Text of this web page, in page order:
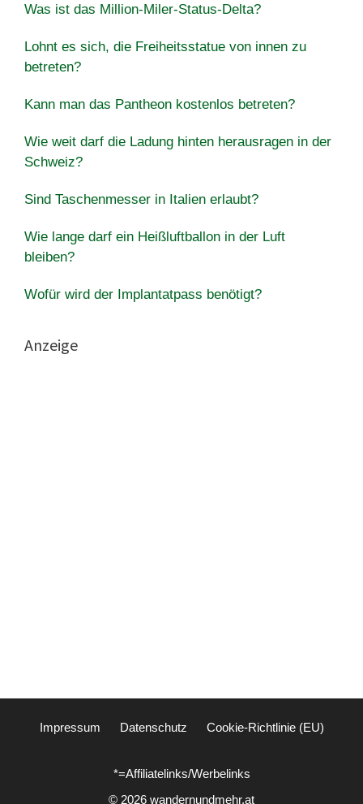
Was ist das Million-Miler-Status-Delta?
Lohnt es sich, die Freiheitsstatue von innen zu
betreten?
Kann man das Pantheon kostenlos betreten?
Wie weit darf die Ladung hinten herausragen in der
Schweiz?
Sind Taschenmesser in Italien erlaubt?
Wie lange darf ein Heißluftballon in der Luft
bleiben?
Wofür wird der Implantatpass benötigt?
Anzeige
Impressum Datenschutz Cookie-Richtlinie (EU)
*=Affiliatelinks/Werbelinks
© 2026 wandernundmehr.at